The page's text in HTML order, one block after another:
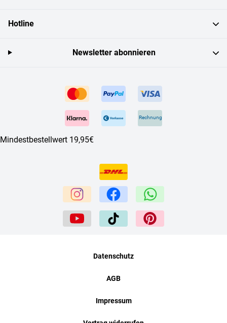
Hotline
Rechnung
Mindestbestellwert 19,95€
Newsletter abonnieren
Datenschutz
AGB
Impressum